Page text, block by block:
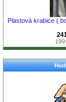
Plastová krabice (